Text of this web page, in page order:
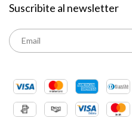
Suscribite al newsletter